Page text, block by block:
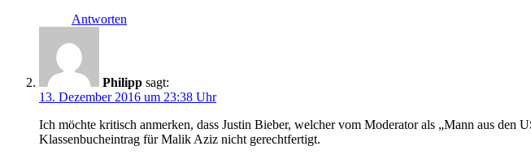
Antworten
Philipp sagt:
13. Dezember 2016 um 23:38 Uhr
Ich möchte kritisch anmerken, dass Justin Bieber, welcher vom Moderator als „Mann aus
Klassenbucheintrag für Malik Aziz nicht gerechtfertigt.